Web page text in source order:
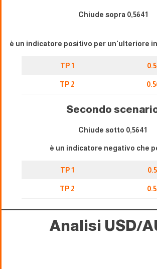
Chiude sopra 0,5641
è un indicatore positivo per un'ulteriore
TP 1
TP 2
Secondo
Chiude sotto 0,5641
è un indicatore negativo che
TP 1
TP 2
Analisi USD/